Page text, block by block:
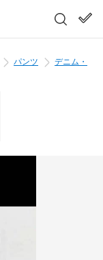
パンツ
デニム・